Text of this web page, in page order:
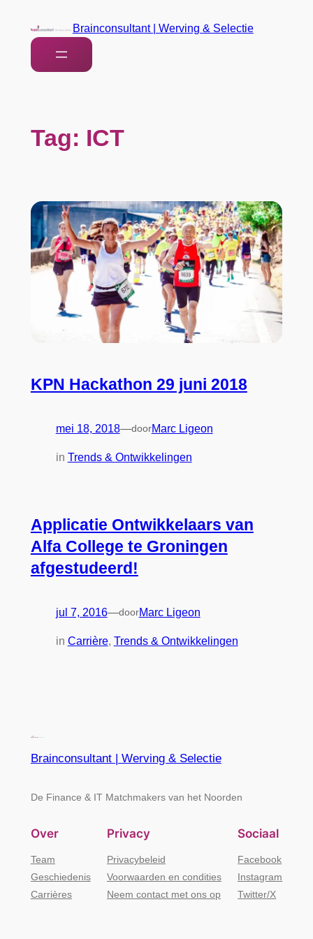
Brainconsultant | Werving & Selectie
Tag: ICT
KPN Hackathon 29 juni 2018
mei 18, 2018—doorMarc Ligeon
in Trends & Ontwikkelingen
Applicatie Ontwikkelaars van
Alfa College te Groningen
afgestudeerd!
jul 7, 2016—doorMarc Ligeon
in Carrière, Trends & Ontwikkelingen
Brainconsultant | Werving & Selectie
De Finance & IT Matchmakers van het Noorden
Over
Team
Geschiedenis
Carrières
Privacy
Privacybeleid
Voorwaarden en condities
Neem contact met ons op
Sociaal
Facebook
Instagram
Twitter/X